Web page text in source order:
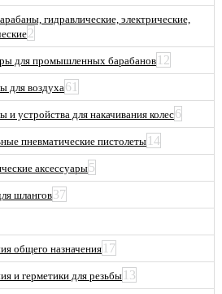
гидравлические, электрические,
2
для промышленных барабанов 12
для воздуха61
и устройства для накачивания колес6
пневматические пистолеты 14
аксессуары5
шлангов37
общего назначения 17
и герметики для резьбы 13